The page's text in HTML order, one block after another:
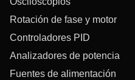
Rotación de fase y motor
Controladores PID
Analizadores de potencia
Fuentes de alimentación